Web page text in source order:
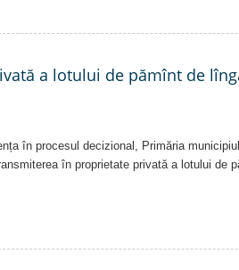
a lotului de pămînt de
în procesul decizional, Primăria
în proprietate privată a lotului de